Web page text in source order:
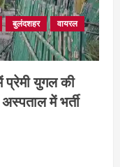
बुलंदशहर
वायरल
प्रेमी युगल की
में भर्ती